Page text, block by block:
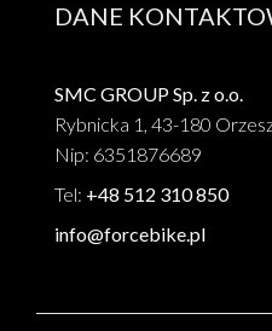
DANE
SMC GROUP Sp. z o.o.
Rybnicka 1, 43-180
Nip: 6351876689
Tel: +48 512 310 850
info@forcebike.pl